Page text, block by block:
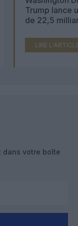
Trump lance
de 22,5
LIRE
dans votre boîte